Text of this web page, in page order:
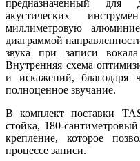
предназначенный
акустических
миллиметровую
диаграммой
звука при записи
Внутренняя схема
и искажений, благодаря
полноценное звучание.
В комплект поставки
стойка, 180-
крепление, которое
процессе записи.